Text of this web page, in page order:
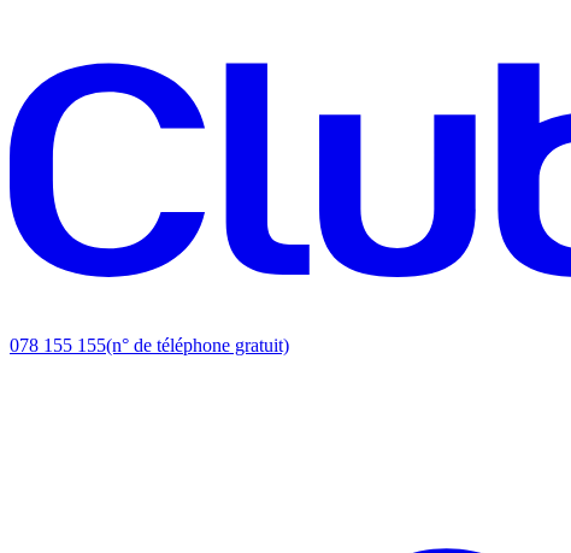
078 155 155(n° de téléphone gratuit)